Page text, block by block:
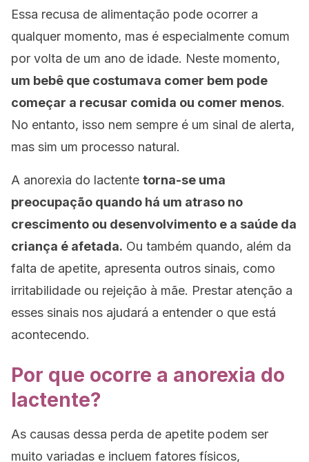
Essa recusa de alimentação pode ocorrer a
qualquer momento, mas é especialmente comum
por volta de um ano de idade. Neste momento,
um bebê que costumava comer bem pode
começar a recusar comida ou comer menos.
No entanto, isso nem sempre é um sinal de alerta,
mas sim um processo natural.
A anorexia do lactente torna-se uma
preocupação quando há um atraso no
crescimento ou desenvolvimento e a saúde da
criança é afetada. Ou também quando, além da
falta de apetite, apresenta outros sinais, como
irritabilidade ou rejeição à mãe. Prestar atenção a
esses sinais nos ajudará a entender o que está
acontecendo.
Por que ocorre a anorexia do
lactente?
As causas dessa perda de apetite podem ser
muito variadas e incluem fatores físicos,